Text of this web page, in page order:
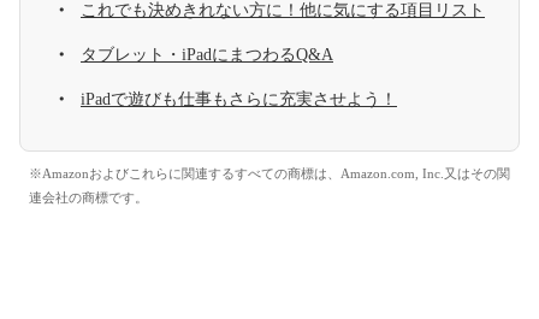
これでも決めきれない方に！他に気にする項目リスト
タブレット・iPadにまつわるQ&A
iPadで遊びも仕事もさらに充実させよう！
※Amazonおよびこれらに関連するすべての商標は、Amazon.com, Inc.又はその関
連会社の商標です。